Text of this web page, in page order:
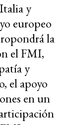
y
europeo
la
el FMI,
y
el apoyo
en un